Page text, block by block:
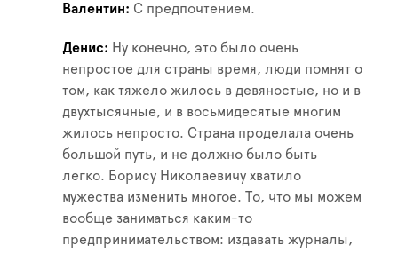
Валентин С предпочтением.
Денис
Ну конечно, это было очень
непростое для страны время, люди помнят о
том, как тяжело жилось в девяностые, но и в
двухтысячные, и в восьмидесятые многим
жилось непросто. Страна проделала очень
большой путь, и не должно было быть
легко. Борису Николаевичу хватило
мужества изменить многое. То, что мы можем
вообще заниматься каким-то
предпринимательством: издавать журналы,